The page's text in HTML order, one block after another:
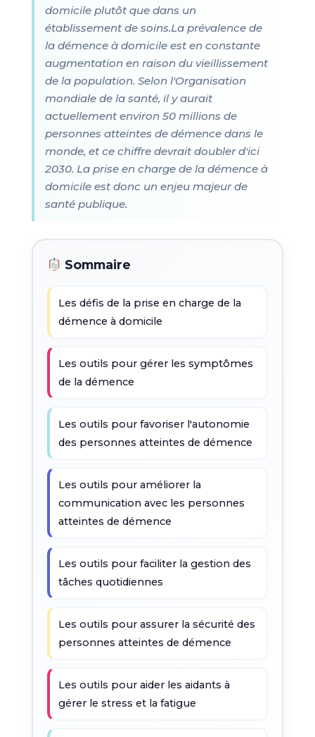
domicile plutôt que dans un
établissement de soins.La prévalence de
la démence à domicile est en constante
augmentation en raison du vieillissement
de la population. Selon l'Organisation
mondiale de la santé, il y aurait
actuellement environ 50 millions de
personnes atteintes de démence dans le
monde, et ce chiffre devrait doubler d'ici
2030. La prise en charge de la démence à
domicile est donc un enjeu majeur de
santé publique.
Sommaire
Les défis de la prise en charge de la
démence à domicile
Les outils pour gérer les symptômes
de la démence
Les outils pour favoriser l'autonomie
des personnes atteintes de démence
Les outils pour améliorer la
communication avec les personnes
atteintes de démence
Les outils pour faciliter la gestion des
tâches quotidiennes
Les outils pour assurer la sécurité des
personnes atteintes de démence
Les outils pour aider les aidants à
gérer le stress et la fatigue